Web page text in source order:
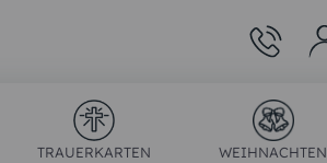
TRAUERKARTEN WEIHNACHTEN